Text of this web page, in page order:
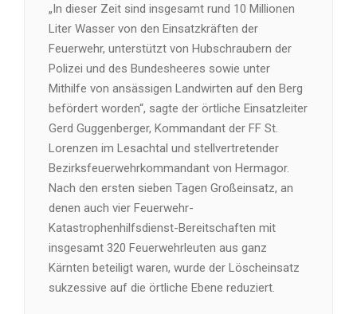
„In dieser Zeit sind insgesamt rund 10 Millionen
Liter Wasser von den Einsatzkräften der
Feuerwehr, unterstützt von Hubschraubern der
Polizei und des Bundesheeres sowie unter
Mithilfe von ansässigen Landwirten auf den Berg
befördert worden“, sagte der örtliche Einsatzleiter
Gerd Guggenberger, Kommandant der FF St.
Lorenzen im Lesachtal und stellvertretender
Bezirksfeuerwehrkommandant von Hermagor.
Nach den ersten sieben Tagen Großeinsatz, an
denen auch vier Feuerwehr-
Katastrophenhilfsdienst-Bereitschaften mit
insgesamt 320 Feuerwehrleuten aus ganz
Kärnten beteiligt waren, wurde der Löscheinsatz
sukzessive auf die örtliche Ebene reduziert.